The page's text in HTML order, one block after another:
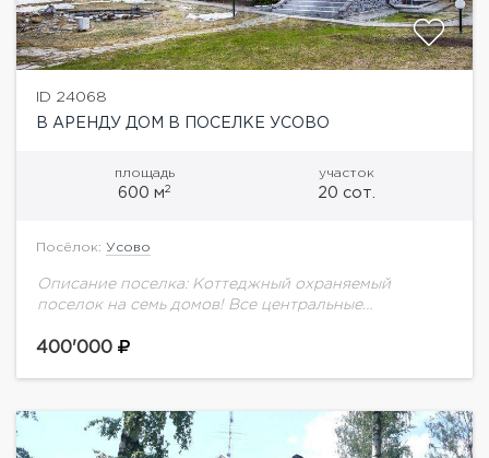
ID 24068
В АРЕНДУ ДОМ В ПОСЕЛКЕ УСОВО
площадь
600 м2
участок
20 сот.
Посёлок: Усово
Описание поселка: Коттеджный охраняемый
поселок на семь домов! Все центральные
великолепным взрослым ландшафтом!!!
400'000